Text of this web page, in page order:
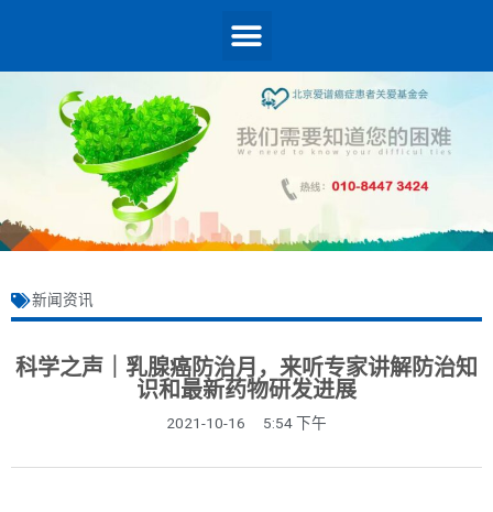
新闻资讯
科学之声｜乳腺癌防治月，来听专家讲解防治知
识和最新药物研发进展
2021-10-16 5:54 下午